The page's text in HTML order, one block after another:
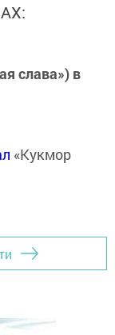
слава») в
«Кукмор